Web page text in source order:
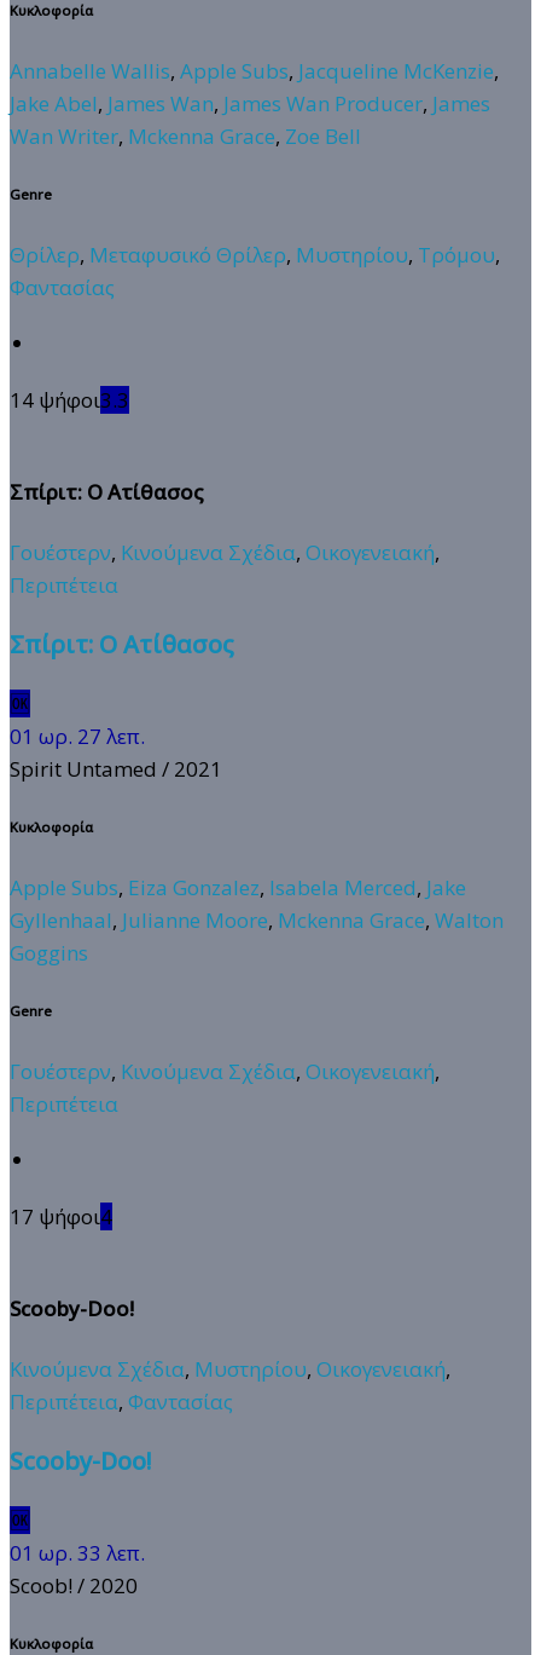
Κυκλοφορία
Annabelle Wallis, Apple Subs, Jacqueline McKenzie,
Jake Abel, James Wan, James Wan Producer, James
Wan Writer, Mckenna Grace, Zoe Bell
Genre
Θρίλερ, Μεταφυσικό Θρίλερ, Μυστηρίου, Τρόμου,
Φαντασίας
14 ψήφοι3.3
Σπίριτ: Ο Ατίθασος
Γουέστερν, Κινούμενα Σχέδια, Οικογενειακή,
Περιπέτεια
Σπίριτ: Ο Ατίθασος
🆗
01 ωρ. 27 λεπ.
Spirit Untamed / 2021
Κυκλοφορία
Apple Subs, Eiza Gonzalez, Isabela Merced, Jake
Gyllenhaal, Julianne Moore, Mckenna Grace, Walton
Goggins
Genre
Γουέστερν, Κινούμενα Σχέδια, Οικογενειακή,
Περιπέτεια
17 ψήφοι4
Scooby-Doo!
Κινούμενα Σχέδια, Μυστηρίου, Οικογενειακή,
Περιπέτεια, Φαντασίας
Scooby-Doo!
🆗
01 ωρ. 33 λεπ.
Scoob! / 2020
Κυκλοφορία